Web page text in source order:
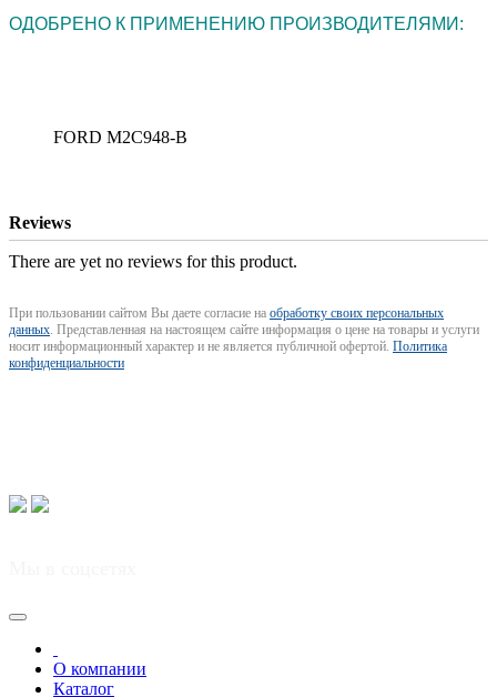
ОДОБРЕНО К ПРИМЕНЕНИЮ ПРОИЗВОДИТЕЛЯМИ:
FORD M2C948-B
Reviews
There are yet no reviews for this product.
При пользовании сайтом Вы даете согласие на обработку своих персональных
данных . Представленная на настоящем сайте информация о цене на товары и услуги
носит информационный характер и не является публичной офертой. Политика
конфиденциальности
Joomla! 3 Templates
О компании
Каталог